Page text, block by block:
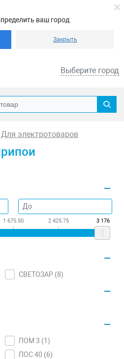
ваш город
Закрыть
Выберите город
Для электротоваров
1 675.50 2 425.75 3 176
СВЕТОЗАР (8)
ПОМ 3 (1)
ПОС 40 (6)